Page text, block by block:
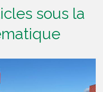
sous la